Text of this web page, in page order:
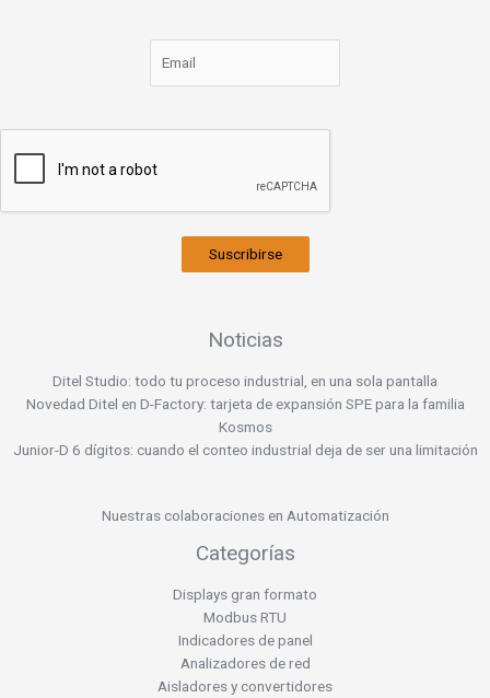
Suscribirse
Noticias
Ditel Studio: todo tu proceso industrial, en una sola pantalla
Novedad Ditel en D-Factory: tarjeta de expansión SPE para la familia
Kosmos
Junior-D 6 dígitos: cuando el conteo industrial deja de ser una limitación
Nuestras colaboraciones en Automatización
Categorías
Displays gran formato
Modbus RTU
Indicadores de panel
Analizadores de red
Aisladores y convertidores